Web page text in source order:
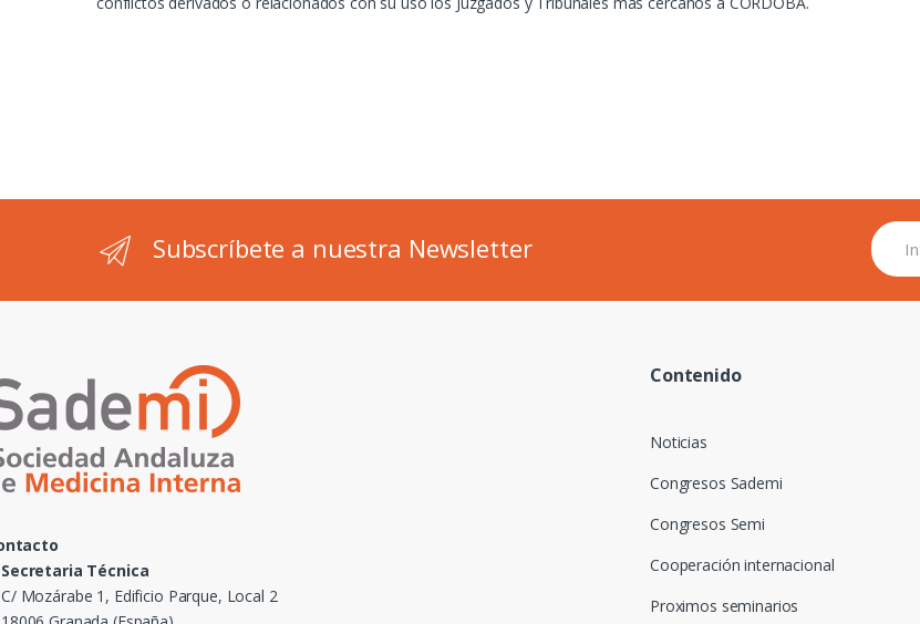
Subscríbete a nuestra Newsletter
Contenido
Noticias
Congresos Sademi
Congresos Semi
Cooperación internacional
Proximos seminarios
Secretaria Técnica
C/ Mozárabe 1, Edificio Parque, Local 2